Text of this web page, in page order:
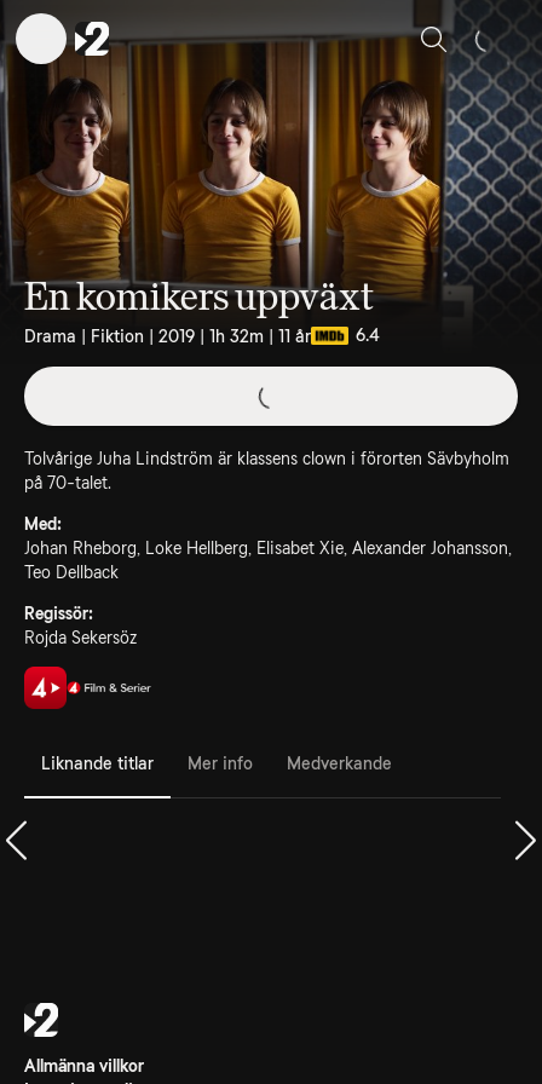
Sök
En komikers uppväxt
Drama | Fiktion | 2019 | 1h 32m | 11 år 6.4
Tolvårige Juha Lindström är klassens clown i förorten Sävbyholm
på 70-talet.
Med:
Johan Rheborg, Loke Hellberg, Elisabet Xie, Alexander Johansson,
Teo Dellback
Regissör:
Rojda Sekersöz
Liknande titlar Mer info Medverkande
Allmänna villkor